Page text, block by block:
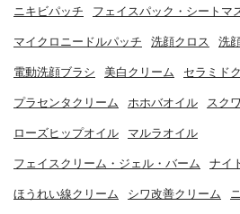
ニキビパッチ フェイスパック・シートマ
マイクロニードルパッチ 洗顔クロス 洗
電動洗顔ブラシ 美白クリーム セラミド
プラセンタクリーム ホホバオイル スク
ローズヒップオイル マルラオイル
フェイスクリーム・ジェル・バーム ナイ
ほうれい線クリーム シワ改善クリーム